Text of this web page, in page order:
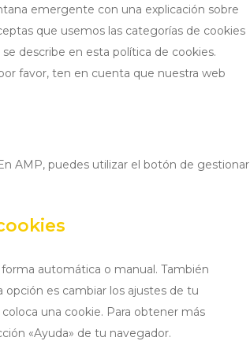
emergente con una explicación sobre
que usemos las categorías de cookies
describe en esta política de cookies.
favor, ten en cuenta que nuestra web
AMP, puedes utilizar el botón de gestionar
automática o manual. También
es cambiar los ajustes de tu
una cookie. Para obtener más
«Ayuda» de tu navegador.